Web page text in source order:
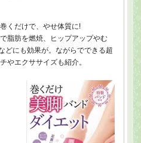
くだけで、やせ体質に!
脂肪を燃焼、ヒップアップやむ
どにも効果が。ながらでできる超
やエクササイズも紹介。